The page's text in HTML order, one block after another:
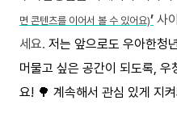
면 콘텐츠를 이어서 볼 수 있어요)’ 사
세요. 저는 앞으로도 우아한청
머물고 싶은 공간이 되도록, 우
요! 🌳 계속해서 관심 있게 지